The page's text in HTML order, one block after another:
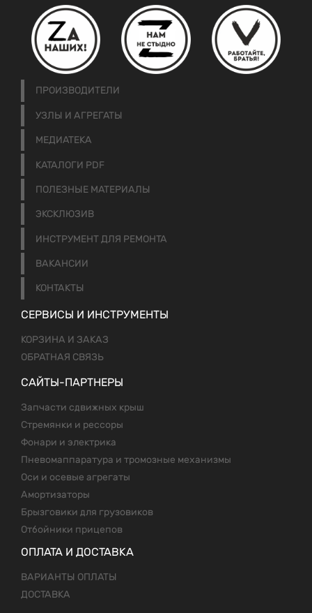
ПРОИЗВОДИТЕЛИ
УЗЛЫ И АГРЕГАТЫ
МЕДИАТЕКА
КАТАЛОГИ PDF
ПОЛЕЗНЫЕ МАТЕРИАЛЫ
ЭКСКЛЮЗИВ
ИНСТРУМЕНТ ДЛЯ РЕМОНТА
ВАКАНСИИ
КОНТАКТЫ
СЕРВИСЫ И ИНСТРУМЕНТЫ
КОРЗИНА И ЗАКАЗ
ОБРАТНАЯ СВЯЗЬ
САЙТЫ-ПАРТНЕРЫ
Запчасти сдвижных крыш
Стремянки и рессоры
Фонари и электрика
Пневомаппаратура и тромозные механизмы
Оси и осевые агрегаты
Амортизаторы
Брызговики для грузовиков
Отбойники прицепов
ОПЛАТА И ДОСТАВКА
ВАРИАНТЫ ОПЛАТЫ
ДОСТАВКА